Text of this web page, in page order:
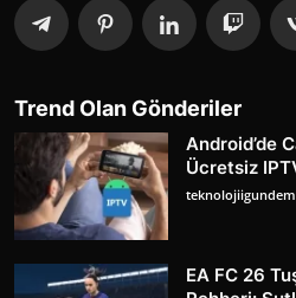
Trend Olan Gönderiler
Android’de
Ücretsiz
EA FC 26